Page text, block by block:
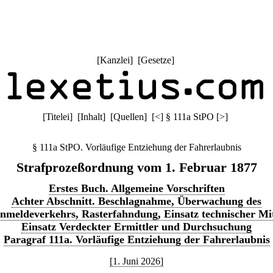
[Kanzlei] [Gesetze]
[Titelei] [Inhalt] [Quellen] [<] § 111a StPO [>]
§ 111a StPO. Vorläufige Entziehung der Fahrerlaubnis
Strafprozeßordnung vom 1. Februar 1877
Erstes Buch. Allgemeine Vorschriften
Achter Abschnitt. Beschlagnahme, Überwachung des
Rasterfahndung, Einsatz technischer
Einsatz Verdeckter Ermittler und Durchsuchung
Paragraf 111a. Vorläufige Entziehung der Fahrerlaubnis
[1. Juni 2026]